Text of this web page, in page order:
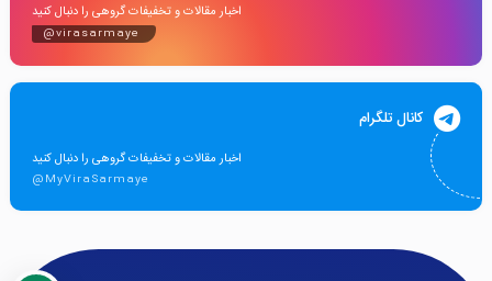
اخبار مقالات و تخفیفات گروهی را دنبال کنید
@virasarmaye
کانال تلگرام
اخبار مقالات و تخفیفات گروهی را دنبال کنید
@MyViraSarmaye